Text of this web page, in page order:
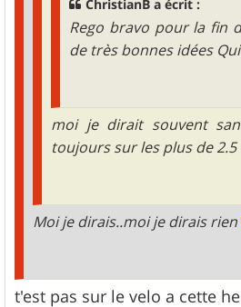
ChristianB a écrit :
Rego bravo pour la fin
de très bonnes idées
moi je dirait souvent
toujours sur les plus de 2.5
Moi je dirais..moi je dirais rien
t'est pas sur le velo a cette